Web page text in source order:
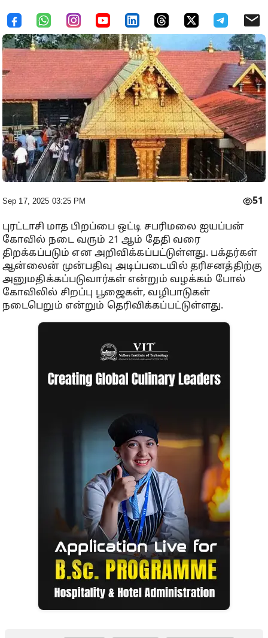
Sep 17, 2025 03:25 PM 51
புரட்டாசி மாத பிறப்பை ஒட்டி சபரிமலை ஐயப்பன்
கோவில் நடை வரும் 21 ஆம் தேதி வரை
திறக்கப்படும் என அறிவிக்கப்பட்டுள்ளது. பக்தர்கள்
ஆன்லைன் முன்பதிவு அடிப்படையில் தரிசனத்திற்கு
அனுமதிக்கப்படுவார்கள் என்றும் வழக்கம் போல்
கோவிலில் சிறப்பு பூஜைகள், வழிபாடுகள்
நடைபெறும் என்றும் தெரிவிக்கப்பட்டுள்ளது.